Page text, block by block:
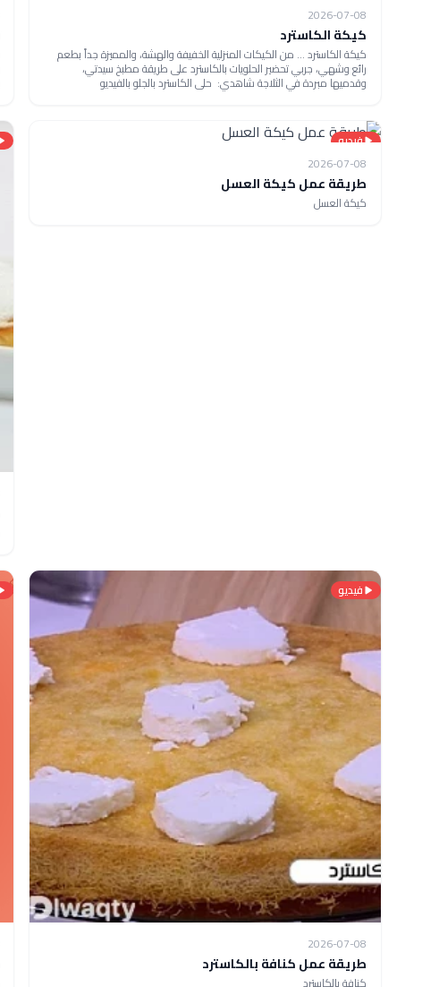
2026-07-08
كيكة الكاسترد
كيكة الكاسترد ... من الكيكات المنزلية الخفيفة والهشة، والمميزة جداً بطعم
رائع وشهي، جربي تحضير الحلويات بالكاسترد على طريقة مطبخ سيدتي،
وقدميها مبردة في الثلاجة شاهدي: حلى الكاسترد بالجلو بالفيديو
فيديو
2026-07-08
طريقة عمل كيكة العسل
كيكة العسل
فيديو
2026-07-08
طريقة عمل كنافة بالكاسترد